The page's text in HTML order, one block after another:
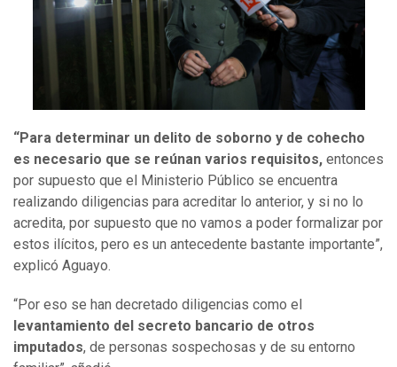
“Para determinar un delito de soborno y de cohecho
es necesario que se reúnan varios requisitos, entonces
por supuesto que el Ministerio Público se encuentra
realizando diligencias para acreditar lo anterior, y si no lo
acredita, por supuesto que no vamos a poder formalizar por
estos ilícitos, pero es un antecedente bastante importante”,
explicó Aguayo.
“Por eso se han decretado diligencias como el
levantamiento del secreto bancario de otros
imputados, de personas sospechosas y de su entorno